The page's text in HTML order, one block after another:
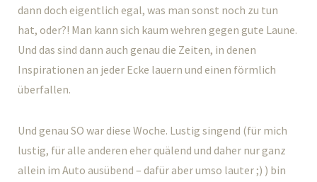
dann doch eigentlich egal, was man sonst noch zu tun
hat, oder?! Man kann sich kaum wehren gegen gute Laune.
Und das sind dann auch genau die Zeiten, in denen
Inspirationen an jeder Ecke lauern und einen förmlich
überfallen.
Und genau SO war diese Woche. Lustig singend (für mich
lustig, für alle anderen eher quälend und daher nur ganz
allein im Auto ausübend – dafür aber umso lauter ;) ) bin